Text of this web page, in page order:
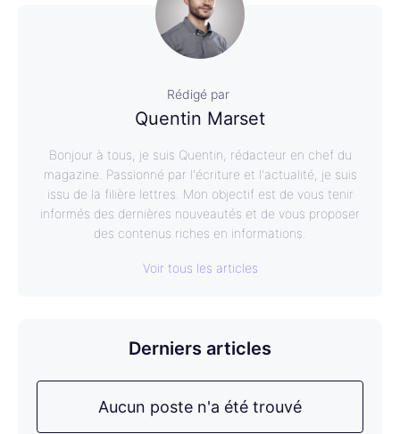
Rédigé par
Quentin Marset
Bonjour à tous, je suis Quentin, rédacteur en chef du
magazine. Passionné par l'écriture et l'actualité, je suis
issu de la filière lettres. Mon objectif est de vous tenir
informés des dernières nouveautés et de vous proposer
des contenus riches en informations.
Voir tous les articles
Derniers articles
Aucun poste n'a été trouvé